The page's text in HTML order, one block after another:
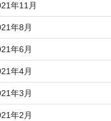
年11月
年8月
年6月
年4月
年3月
年2月